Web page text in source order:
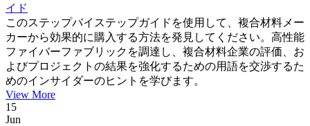
イド
このステップバイステップガイドを使用して、複合材料メー
カーから効果的に購入する方法を発見してください。高性能
ファイバーファブリックを調達し、複合材料企業の評価、お
よびプロジェクトの結果を強化するための用語を交渉するた
めのインサイダーのヒントを学びます。
View More
15
Jun